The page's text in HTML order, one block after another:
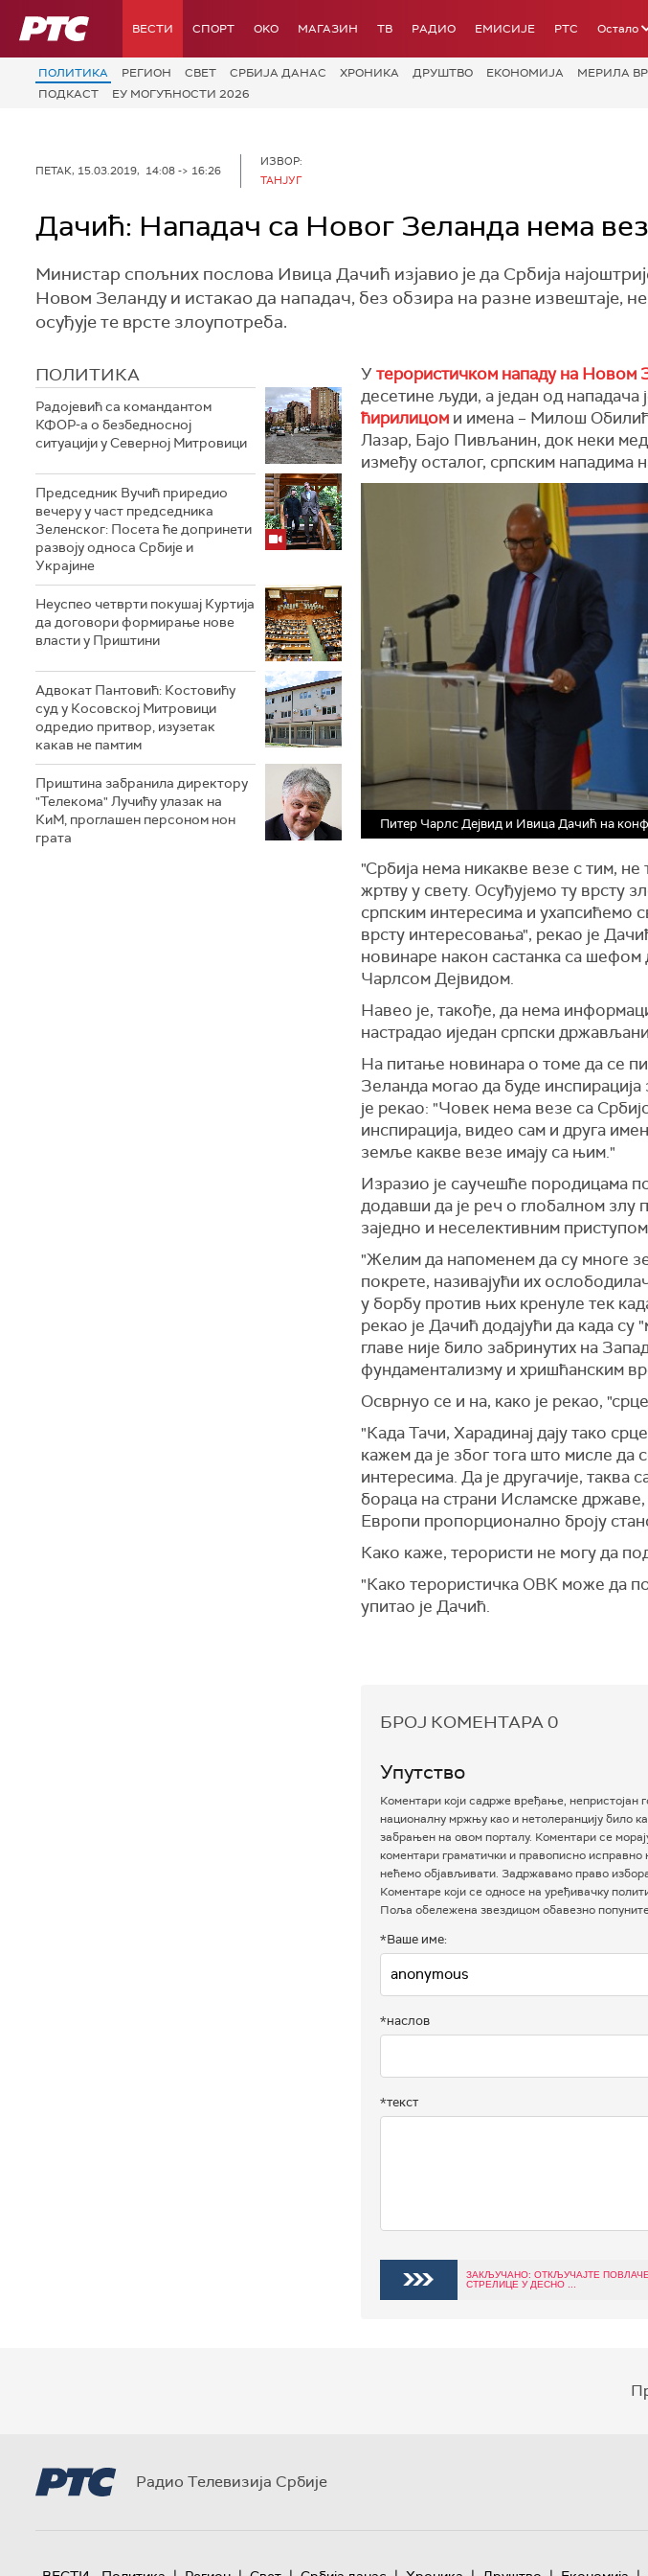
РТС ВЕСТИ СПОРТ OKO МАГАЗИН ТВ РАДИО ЕМИСИЈЕ РТС Остало
ПОЛИТИКА РЕГИОН СВЕТ СРБИЈА ДАНАС ХРОНИКА ДРУШТВО ЕКОНОМИЈА МЕРИЛА
ПОДКАСТ
ЕУ МОГУЋНОСТИ 2026
ПЕТАК, 15.03.2019, 14:08 -> 16:26
ИЗВОР:
ТАНЈУГ
Дачић: Нападач са Новог Зеланда нема
Министар спољних послова Ивица Дачић изјавио је да Србија
Новом Зеланду и истакао да нападач, без обзира на разне извештаје,
осуђује те врсте злоупотреба.
ПОЛИТИКА
Радојевић са командантом
КФОР-а о безбедносној
ситуацији у Северној Митровици
Председник Вучић приредио
вечеру у част председника
Зеленског: Посета ће допринети
развоју односа Србије и
Украјине
Неуспео четврти покушај Куртија
да договори формирање нове
власти у Приштини
Адвокат Пантовић: Костовићу
суд у Косовској Митровици
одредио притвор, изузетак
какав не памтим
Приштина забранила директору
"Телекома" Лучићу улазак на
КиМ, проглашен персоном нон
грата
У терористичком нападу на Новом
десетине људи, а један од нападача
ћирилицом и имена – Милош
Лазар, Бајо Пивљанин, док неки
између осталог, српским нападима
Питер Чарлс Дејвид и Ивица Дачић на
"Србија нема никакве везе с тим,
жртву у свету. Осуђујемо ту врсту
српским интересима и ухапсићемо
врсту интересовања", рекао је
новинаре након састанка са
Чарлсом Дејвидом.
Навео је, такође, да нема
настрадао иједан српски
На питање новинара о томе да се
Зеланда могао да буде
је рекао: "Човек нема везе са
инспирација, видео сам и друга
земље какве везе имају са њим."
Изразио је саучешће породицама
додавши да је реч о глобалном злу
заједно и неселективним
"Желим да напоменем да су многе
покрете, називајући их
у борбу против њих кренуле тек
рекао је Дачић додајући да када
главе није било забринутих на
фундаментализму и хришћанским
Осврнуо се и на, како је рекао,
"Када Тачи, Харадинај дају тако
кажем да је због тога што мисле да
интересима. Да је другачије,
бораца на страни Исламске државе,
Европи пропорционално броју
Како каже, терористи не могу да
"Како терористичка ОВК може да
упитао је Дачић.
БРОЈ КОМЕНТАРА0
Упутство
Коментари који садрже вређање, непристојан
националну мржњу као и нетолеранцију било
забрањен на овом порталу. Коментари се
коментари граматички и правописно
нећемо објављивати. Задржавамо право
Коментаре који се односе на уређивачку
Поља обележена звездицом обавезно
*Ваше име:
*наслов
*текст
ЗАКЉУЧАНО: ОТКЉУЧАЈТЕ
СТРЕЛИЦЕ У ДЕСНО ...
Радио Телевизија Србије